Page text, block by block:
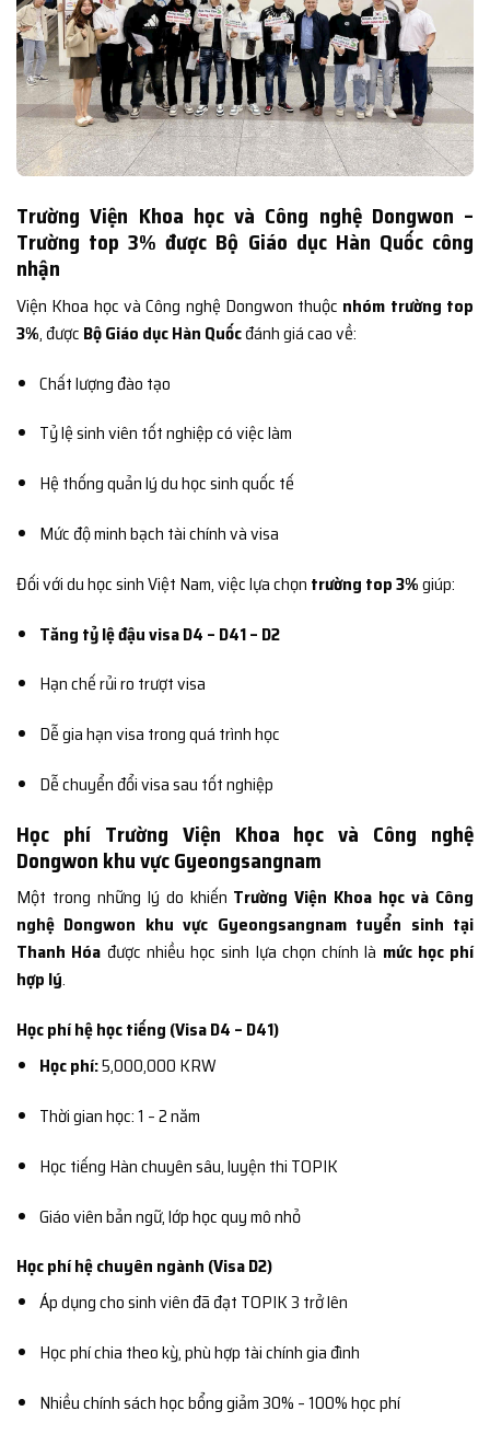
Trường Viện Khoa học và Công nghệ Dongwon –
Trường top 3% được Bộ Giáo dục Hàn Quốc công
nhận
Viện Khoa học và Công nghệ Dongwon thuộc nhóm trường top
3%, được Bộ Giáo dục Hàn Quốcđánh giá cao về:
Chất lượng đào tạo
Tỷ lệ sinh viên tốt nghiệp có việc làm
Hệ thống quản lý du học sinh quốc tế
Mức độ minh bạch tài chính và visa
Đối với du học sinh Việt Nam, việc lựa chọn trường top 3%giúp:
Tăng tỷ lệ đậu visa D4 – D41 – D2
Hạn chế rủi ro trượt visa
Dễ gia hạn visa trong quá trình học
Dễ chuyển đổi visa sau tốt nghiệp
Học phí Trường Viện Khoa học và Công nghệ
Dongwon khu vực Gyeongsangnam
Một trong những lý do khiến Trường Viện Khoa học và Công
nghệ Dongwon khu vực Gyeongsangnam tuyển sinh tại
Thanh Hóa được nhiều học sinh lựa chọn chính là mức học phí
hợp lý.
Học phí hệ học tiếng (Visa D4 – D41)
Học phí:5,000,000 KRW
Thời gian học: 1 – 2 năm
Học tiếng Hàn chuyên sâu, luyện thi TOPIK
Giáo viên bản ngữ, lớp học quy mô nhỏ
Học phí hệ chuyên ngành (Visa D2)
Áp dụng cho sinh viên đã đạt TOPIK 3 trở lên
Học phí chia theo kỳ, phù hợp tài chính gia đình
Nhiều chính sách học bổng giảm 30% – 100% học phí